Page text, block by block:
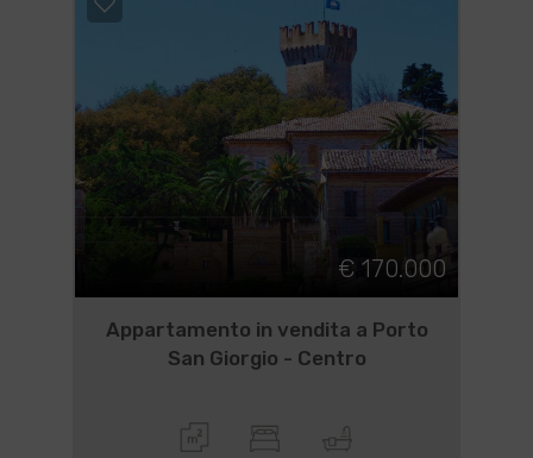
€ 170.000
Appartamento in vendita a Porto
San Giorgio - Centro